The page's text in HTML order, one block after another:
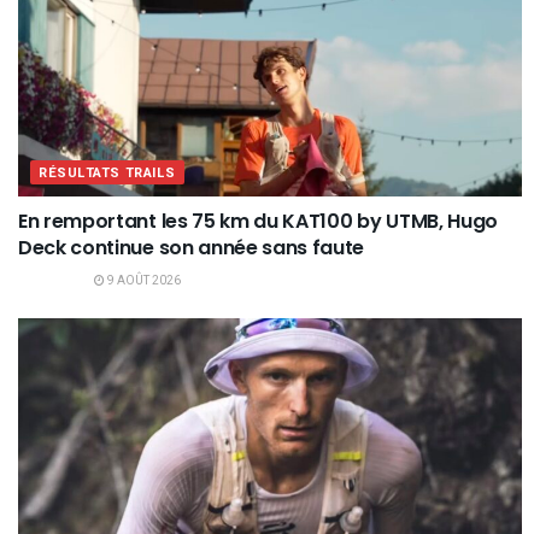
RÉSULTATS TRAILS
En remportant les 75 km du KAT100 by UTMB, Hugo
Deck continue son année sans faute
9 AOÛT 2026